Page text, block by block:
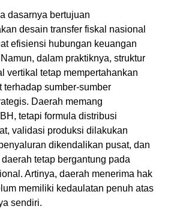
dasarnya bertujuan
desain transfer fiskal nasional
efisiensi hubungan keuangan
dalam praktiknya, struktur
vertikal tetap mempertahankan
terhadap sumber-sumber
Daerah memang
tetapi formula distribusi
validasi produksi dilakukan
dikendalikan pusat, dan
tetap bergantung pada
Artinya, daerah menerima hak
memiliki kedaulatan penuh atas
sendiri.